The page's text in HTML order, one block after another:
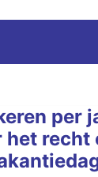
per
het recht